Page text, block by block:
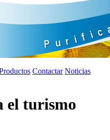
Contactar Noticias
el turismo